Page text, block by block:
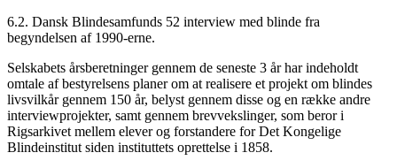
6.2. Dansk Blindesamfunds 52 interview med blinde fra
begyndelsen af 1990-erne.
Selskabets årsberetninger gennem de seneste 3 år har indeholdt
omtale af bestyrelsens planer om at realisere et projekt om blindes
livsvilkår gennem 150 år, belyst gennem disse og en række andre
interviewprojekter, samt gennem brevvekslinger, som beror i
Rigsarkivet mellem elever og forstandere for Det Kongelige
Blindeinstitut siden instituttets oprettelse i 1858.